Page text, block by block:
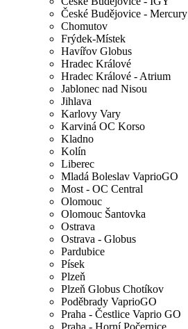
České Budějovice - Mercury
Chomutov
Frýdek-Místek
Havířov Globus
Hradec Králové
Hradec Králové - Atrium
Jablonec nad Nisou
Jihlava
Karlovy Vary
Karviná OC Korso
Kladno
Kolín
Liberec
Mladá Boleslav VaprioGO
Most - OC Central
Olomouc
Olomouc Šantovka
Ostrava
Ostrava - Globus
Pardubice
Písek
Plzeň
Plzeň Globus Chotíkov
Poděbrady VaprioGO
Praha - Čestlice Vaprio GO
Praha - Horní Počernice